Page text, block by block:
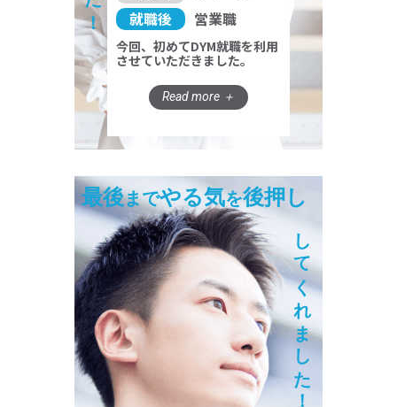
就職後
営業職
今回、初めてDYM就職を利用
させていただきました。
最後までやる気を後押し
してくれました！